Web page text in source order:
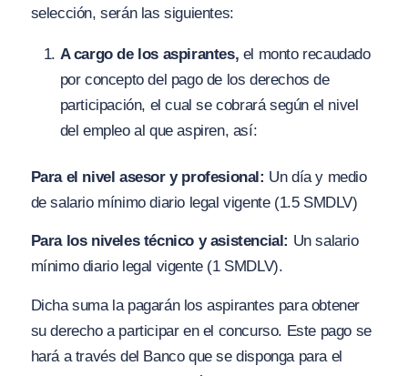
selección, serán las siguientes:
A cargo de los aspirantes, el monto recaudado
por concepto del pago de los derechos de
participación, el cual se cobrará según el nivel
del empleo al que aspiren, así:
Para el nivel asesor y profesional: Un día y medio
de salario mínimo diario legal vigente (1.5 SMDLV)
Para los niveles técnico y asistencial: Un salario
mínimo diario legal vigente (1 SMDLV).
Dicha suma la pagarán los aspirantes para obtener
su derecho a participar en el concurso. Este pago se
hará a través del Banco que se disponga para el